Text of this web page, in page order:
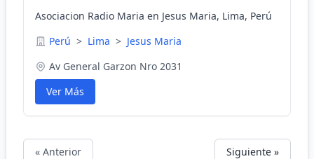
Asociacion Radio Maria en Jesus Maria, Lima, Perú
Perú > Lima > Jesus Maria
Av General Garzon Nro 2031
Ver Más
« Anterior Siguiente »